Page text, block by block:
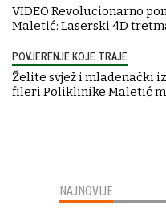
VIDEO Revolucionarno
Maletić: Laserski 4D
POVJERENJE KOJE TRAJE
Želite svjež i mladenački
fileri Poliklinike Maletić
NAJNOVIJE